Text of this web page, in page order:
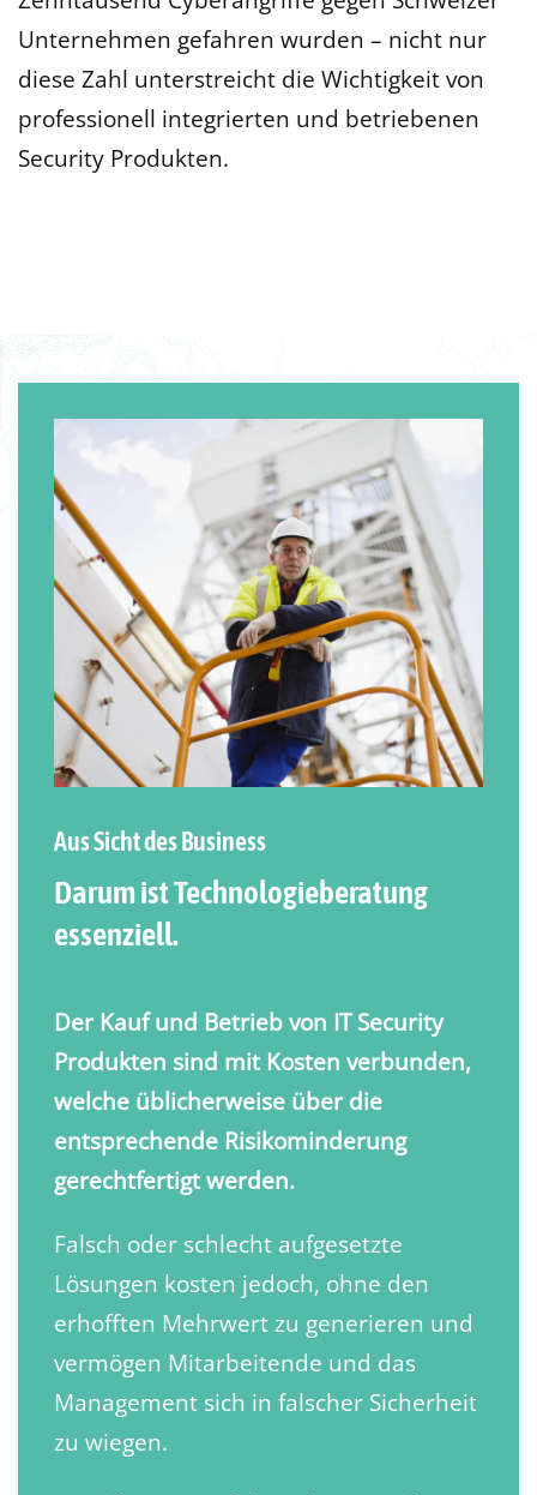
Unternehmen gefahren wurden – nicht nur
diese Zahl unterstreicht die Wichtigkeit von
professionell integrierten und betriebenen
Security Produkten.
Aus Sicht des Business
Darum ist Technologieberatung
essenziell.
Der Kauf und Betrieb von IT Security
Produkten sind mit Kosten verbunden,
welche üblicherweise über die
entsprechende Risikominderung
gerechtfertigt werden.
Falsch oder schlecht aufgesetzte
Lösungen kosten jedoch, ohne den
erhofften Mehrwert zu generieren und
vermögen Mitarbeitende und das
Management sich in falscher Sicherheit
zu wiegen.